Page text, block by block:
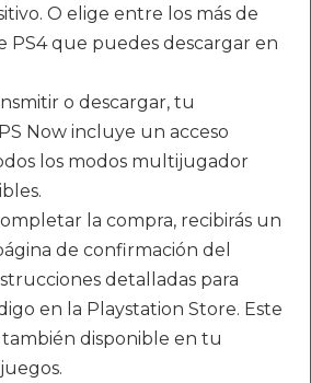
O elige entre los más de
PS4 que puedes descargar en
o descargar, tu
Now incluye un acceso
los modos multijugador
la compra, recibirás un
de confirmación del
detalladas para
en la Playstation Store. Este
disponible en tu